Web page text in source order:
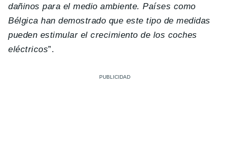
dañinos para el medio ambiente. Países como
Bélgica han demostrado que este tipo de medidas
pueden estimular el crecimiento de los coches
eléctricos”.